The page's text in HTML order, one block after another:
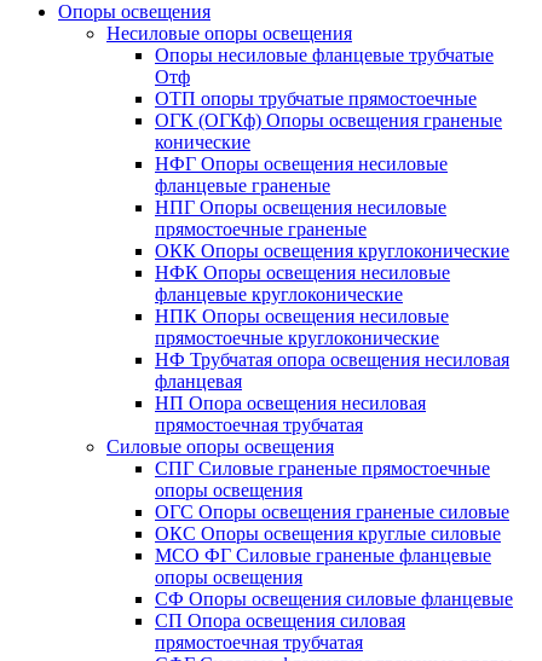
Опоры освещения
Несиловые опоры освещения
Опоры несиловые фланцевые трубчатые
Отф
ОТП опоры трубчатые прямостоечные
ОГК (ОГКф) Опоры освещения граненые
конические
НФГ Опоры освещения несиловые
фланцевые граненые
НПГ Опоры освещения несиловые
прямостоечные граненые
ОКК Опоры освещения круглоконические
НФК Опоры освещения несиловые
фланцевые круглоконические
НПК Опоры освещения несиловые
прямостоечные круглоконические
НФ Трубчатая опора освещения несиловая
фланцевая
НП Опора освещения несиловая
прямостоечная трубчатая
Силовые опоры освещения
СПГ Силовые граненые прямостоечные
опоры освещения
ОГС Опоры освещения граненые силовые
ОКС Опоры освещения круглые силовые
МСО ФГ Силовые граненые фланцевые
опоры освещения
СФ Опоры освещения силовые фланцевые
СП Опора освещения силовая
прямостоечная трубчатая